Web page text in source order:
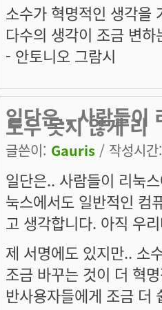
소수가 혁명적인 생각을
다수의 생각이 조금 변
- 안토니오 그람시
일단은.. 사람들이
도우 못지 않게 리
글쓴이: Gauris / 작성시
일단은.. 사람들이 리눅
눅스에서도 일반적인 컴
고 생각합니다. 아직 우
제 서명에도 있지만.. 소
조금 바꾸는 것이 더 혁
반사용자들에게 조금 더